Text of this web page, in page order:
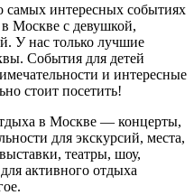
интересных событиях
Москве с девушкой,
У нас только лучшие
События для детей
и интересные
стоит посетить!
в Москве — концерты,
для экскурсий, места,
театры, шоу,
активного отдыха